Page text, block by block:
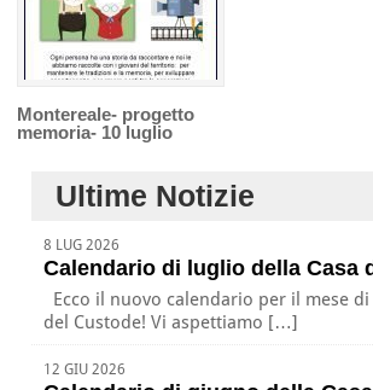
Montereale- progetto
memoria- 10 luglio
Ultime Notizie
8 LUG 2026
Calendario di luglio della Casa
Ecco il nuovo calendario per il mese
del Custode! Vi aspettiamo […]
12 GIU 2026